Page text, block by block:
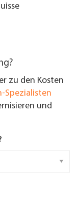
zu den Kosten
Spezialisten
und